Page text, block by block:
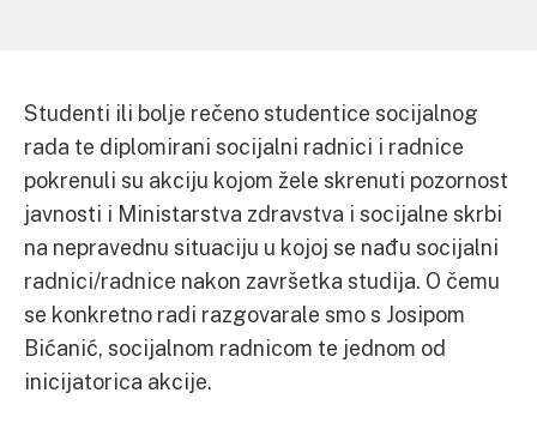
Studenti ili bolje rečeno studentice socijalnog
rada te diplomirani socijalni radnici i radnice
pokrenuli su akciju kojom žele skrenuti pozornost
javnosti i Ministarstva zdravstva i socijalne skrbi
na nepravednu situaciju u kojoj se nađu socijalni
radnici/radnice nakon završetka studija. O čemu
se konkretno radi razgovarale smo s Josipom
Bićanić, socijalnom radnicom te jednom od
inicijatorica akcije.